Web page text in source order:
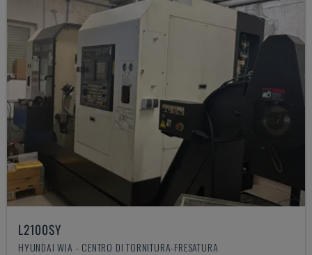
L2100SY
HYUNDAI WIA - CENTRO DI TORNITURA-FRESATURA